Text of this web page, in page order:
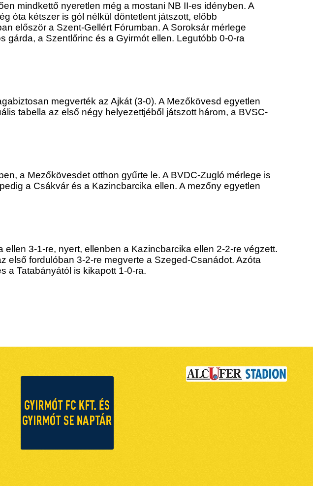
mindkettő nyeretlen még a mostani NB II-es idényben. A
óta kétszer is gól nélkül döntetlent játszott, előbb
először a Szent-Gellért Fórumban. A Soroksár mérlege
a Szentlőrinc és a Gyirmót ellen. Legutóbb 0-0-ra
megverték az Ajkát (3-0). A Mezőkövesd egyetlen
tabella az első négy helyezettjéből játszott három, a BVSC-
a Mezőkövesdet otthon gyűrte le. A BVDC-Zugló mérlege is
a Csákvár és a Kazincbarcika ellen. A mezőny egyetlen
3-1-re, nyert, ellenben a Kazincbarcika ellen 2-2-re végzett.
első fordulóban 3-2-re megverte a Szeged-Csanádot. Azóta
a Tatabányától is kikapott 1-0-ra.